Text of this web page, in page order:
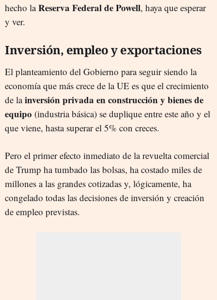
hecho laReserva Federal de Powell, haya que esperar
y ver.
Inversión, empleo y exportaciones
El planteamiento del Gobierno para seguir siendo la
economía que más crece de la UE es que el crecimiento
de lainversión privada en construcción y bienes de
equipo (industria básica) se duplique entre este año y el
que viene, hasta superar el 5% con creces.
Pero el primer efecto inmediato de la revuelta comercial
de Trump ha tumbado las bolsas, ha costado miles de
millones a las grandes cotizadas y, lógicamente, ha
congelado todas las decisiones de inversión y creación
de empleo previstas.